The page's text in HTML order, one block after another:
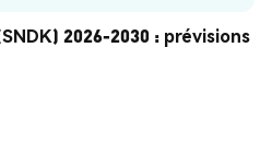
2026-2030 : prévisions